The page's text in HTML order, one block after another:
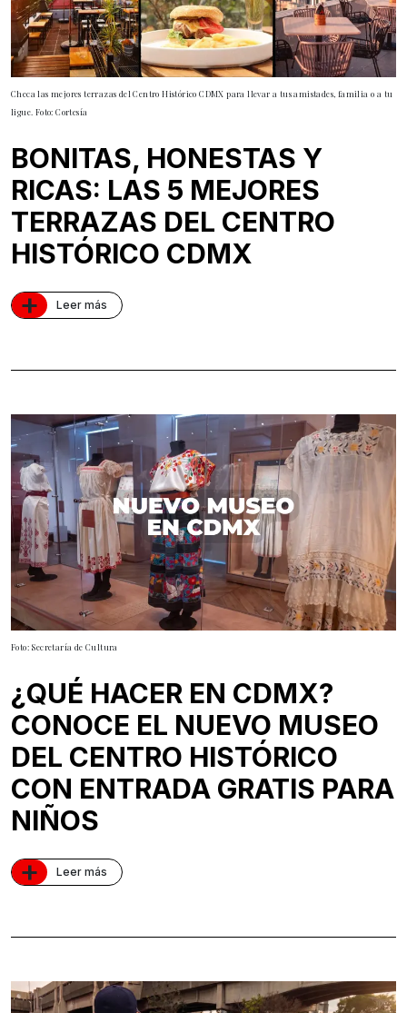
Checa las mejores terrazas del Centro Histórico CDMX para llevar a tus amistades, familia o a tu
ligue. Foto: Cortesía
BONITAS, HONESTAS Y
RICAS: LAS 5 MEJORES
TERRAZAS DEL CENTRO
HISTÓRICO CDMX
+ Leer más
Foto: Secretaría de Cultura
¿QUÉ HACER EN CDMX?
CONOCE EL NUEVO MUSEO
DEL CENTRO HISTÓRICO
CON ENTRADA GRATIS PARA
NIÑOS
+ Leer más